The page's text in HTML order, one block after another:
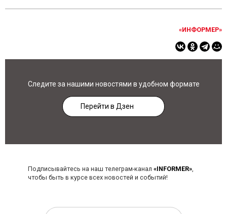
«ИНФОРМЕР»
Следите за нашими новостями в удобном формате
Перейти в Дзен
Подписывайтесь на наш телеграм-канал «INFORMER»,
чтобы быть в курсе всех новостей и событий!